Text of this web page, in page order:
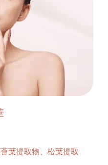
葉提取物、松葉提取